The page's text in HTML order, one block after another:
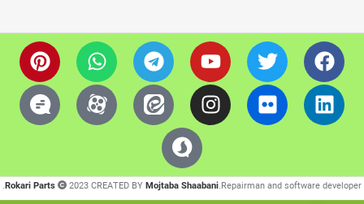
Rokari Parts 2023 CREATED BYMojtaba Shaabani.Repairman and software developer.